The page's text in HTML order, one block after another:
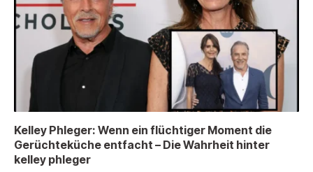
Kelley Phleger: Wenn ein flüchtiger Moment die
Gerüchteküche entfacht – Die Wahrheit hinter
kelley phleger